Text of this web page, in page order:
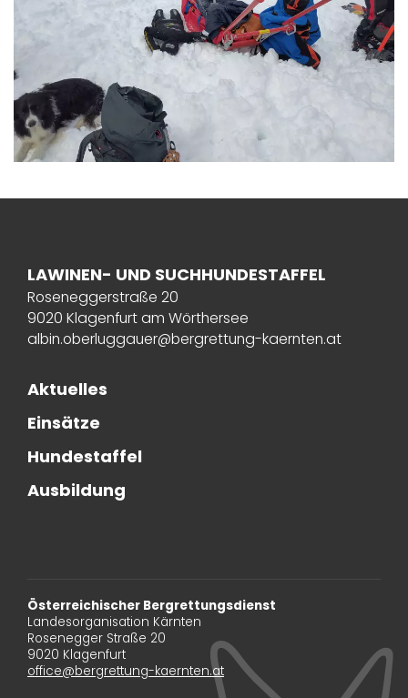
LAWINEN- UND SUCHHUNDESTAFFEL
Roseneggerstraße 20
9020 Klagenfurt am Wörthersee
albin.oberluggauer@bergrettung-kaernten.at
Aktuelles
Einsätze
Hundestaffel
Ausbildung
Österreichischer Bergrettungsdienst
Landesorganisation Kärnten
Rosenegger Straße 20
9020 Klagenfurt
office@bergrettung-kaernten.at